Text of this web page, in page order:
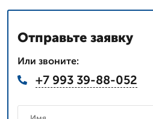
Отправьте заявку
Или звоните:
+7 993 39-88-052